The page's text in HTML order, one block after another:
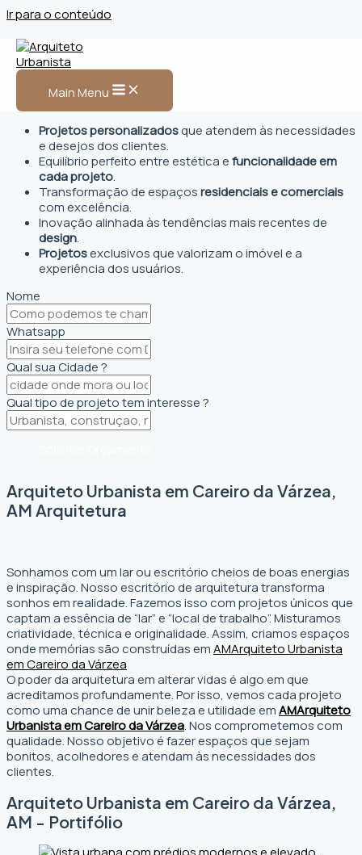
Ir para o conteúdo
Main Menu
Arquiteto Urbanista em
Careiro da Várzea, AM
Projetos personalizadosque atendem às necessidades
e desejos dos clientes.
Equilíbrio perfeito entre estética efuncionalidade em
cada projeto.
Transformação de espaçosresidenciais e comerciais
com excelência.
Inovação alinhada às tendências mais recentes de
design.
Projetosexclusivos que valorizam o imóvel e a
experiência dos usuários.
Nome
Whatsapp
Qual sua Cidade ?
Qual tipo de projeto tem interesse ?
Arquiteto Urbanista em Careiro da Várzea,
AM Arquitetura
Sonhamos com um lar ou escritório cheios de boas energias
e inspiração. Nosso escritório de arquitetura transforma
sonhos em realidade. Fazemos isso com projetos únicos que
captam a essência de “lar” e “local de trabalho”. Misturamos
criatividade, técnica e originalidade. Assim, criamos espaços
onde memórias são construídas emAMArquiteto Urbanista
em Careiro da Várzea
O poder da arquitetura em alterar vidas é algo em que
acreditamos profundamente. Por isso, vemos cada projeto
como uma chance de unir beleza e utilidade emAMArquiteto
Urbanista em Careiro da Várzea. Nos comprometemos com
qualidade. Nosso objetivo é fazer espaços que sejam
bonitos, acolhedores e atendam às necessidades dos
clientes.
Arquiteto Urbanista em Careiro da Várzea,
AM - Portifólio